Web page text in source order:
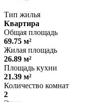
Тип жилья
Квартира
Общая площадь
69.75 м²
Жилая площадь
26.89 м²
Площадь кухни
21.39 м²
Количество комнат
2